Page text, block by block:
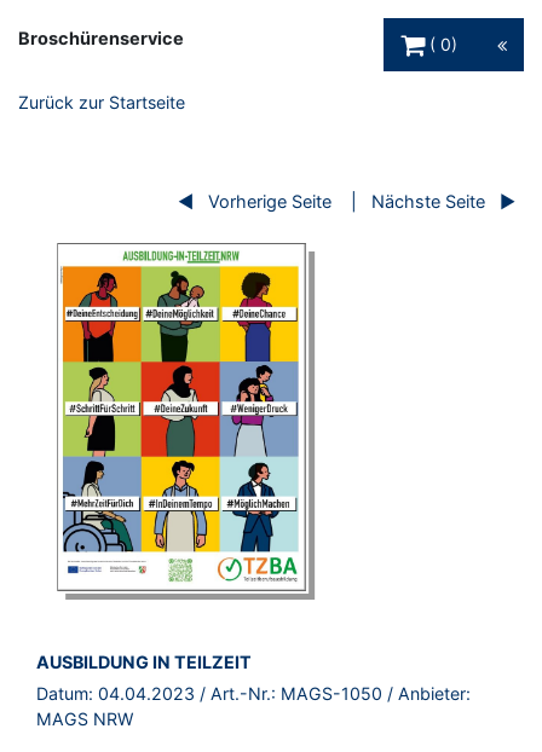
Broschürenservice
0
Zurück zur Startseite
Vorherige Seite Nächste Seite
BROSCHÜRE:
AUSBILDUNG IN TEILZEIT
Datum: 04.04.2023 / Art.-Nr.: MAGS-1050 / Anbieter:
MAGS NRW